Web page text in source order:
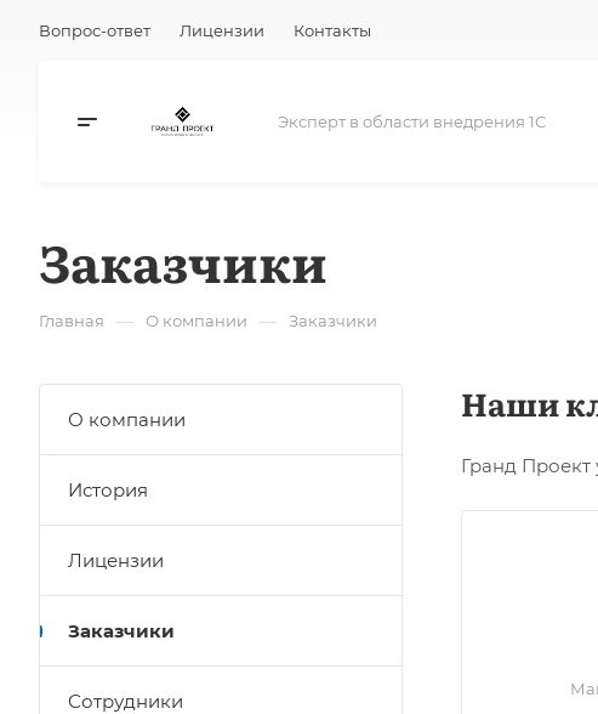
Вопрос-ответ Лицензии Контакты
Эксперт в области внедрения 1С
Заказчики
Главная — О компании — Заказчики
Наши
Гранд Проект
О компании
История
Лицензии
Заказчики
Сотрудники